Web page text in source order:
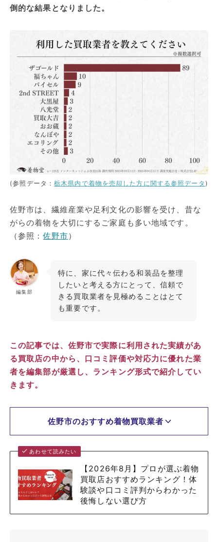
倒的な結果となりました。
(参照データ：栃木県内で着物を売却した方に関する参照データ )
佐野市は、繊維産業や足利文化の影響を受け、昔な
がらの着物を大切にするご家庭も多い地域です。
（参照：佐野市）
編集部
特に、家に代々伝わる和装品を整理
したいと考える方にとって、信頼で
きる買取業者を見極めることはとて
も重要です。
この記事では、佐野市で実際に利用された実績があ
る買取店の中から、口コミ評価や対応力に優れた業
者を編集部が厳選し、ランキング形式で紹介してい
きます。
佐野市のおすすめ着物買取業者
あわせて読みたい
【2026年8月】プロが選ぶ着物
買取店おすすめランキング！体
験談や口コミ評判からわかった
後悔しない選び方